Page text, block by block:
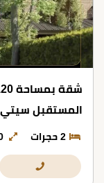
المستقبل سيتي
2 حجرات 120 م²